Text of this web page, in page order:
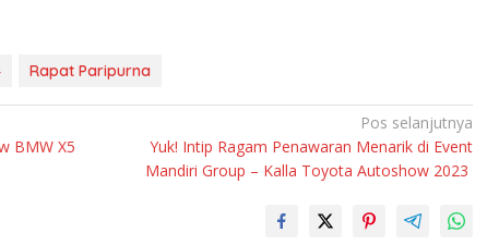
Rapat Paripurna
BMW X5
Pos selanjutnya
Yuk! Intip Ragam Penawaran Menarik di Event
Mandiri Group – Kalla Toyota Autoshow 2023